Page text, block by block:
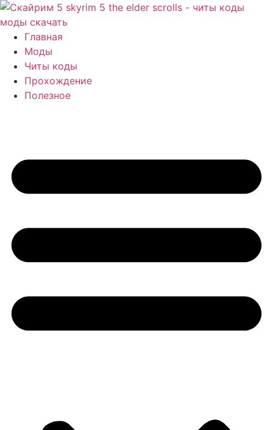
Перейти
к
содержимому
Главная
Моды
Читы коды
Прохождение
Полезное